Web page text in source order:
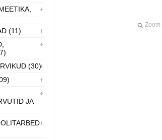
(11)
(30)
JA
Zoom